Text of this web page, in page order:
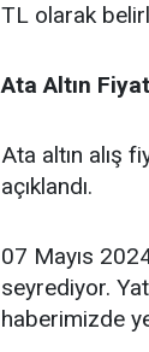
TL olarak
Ata Altın
Ata altın alış
açıklandı.
07 Mayıs
seyrediyor.
haberimizde